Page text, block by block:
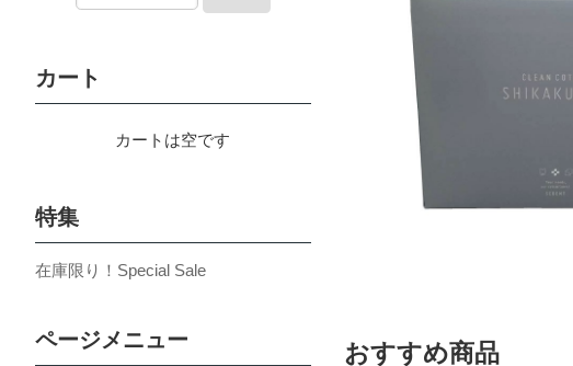
おすすめ商品
カート
カートは空です
特集
在庫限り！Special Sale
ページメニュー